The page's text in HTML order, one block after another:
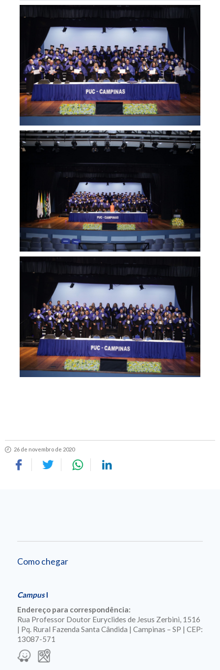
26 de novembro de 2020
Como chegar
CampusI
Endereço para correspondência:
Rua Professor Doutor Euryclides de Jesus Zerbini, 1516
| Pq. Rural Fazenda Santa Cândida | Campinas – SP | CEP:
13087-571